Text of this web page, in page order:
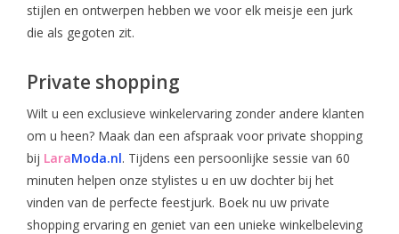
stijlen en ontwerpen hebben we voor elk meisje een jurk
die als gegoten zit.
Private shopping
Wilt u een exclusieve winkelervaring zonder andere klanten
om u heen? Maak dan een afspraak voor private shopping
bij LaraModa.nl. Tijdens een persoonlijke sessie van 60
minuten helpen onze stylistes u en uw dochter bij het
vinden van de perfecte feestjurk. Boek nu uw private
shopping ervaring en geniet van een unieke winkelbeleving